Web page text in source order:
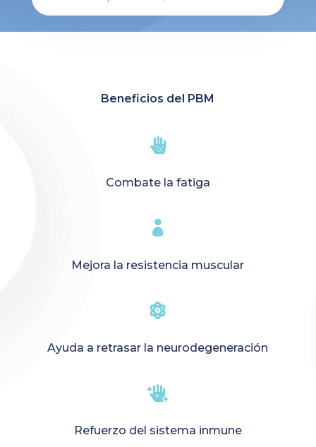
Beneficios del PBM

Combate la fatiga

Mejora la resistencia muscular

Ayuda a retrasar la neurodegeneración

Refuerzo del sistema inmune